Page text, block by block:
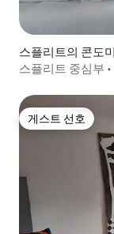
스플리트의 콘도
스플리트 중심부
게스트 선호
게스트 선호